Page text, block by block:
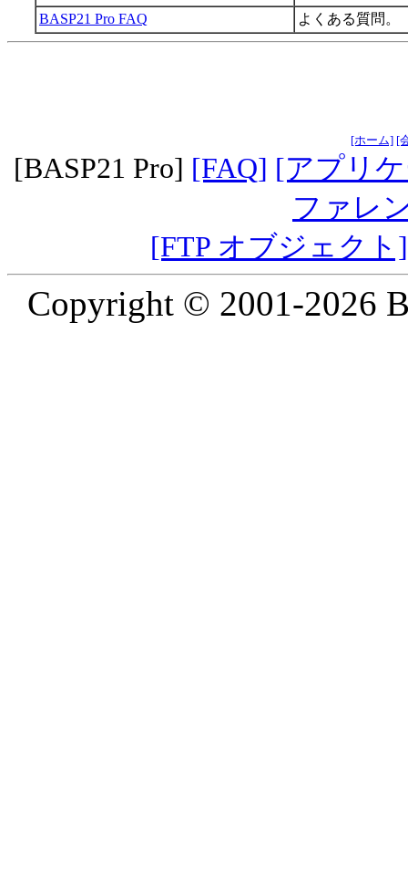
BASP21 Pro FAQ
よくある質問。
[ホーム] [
[BASP21 Pro] [FAQ] [アプリ
ファレ
[FTP オブジェクト]
Copyright © 2001-2026